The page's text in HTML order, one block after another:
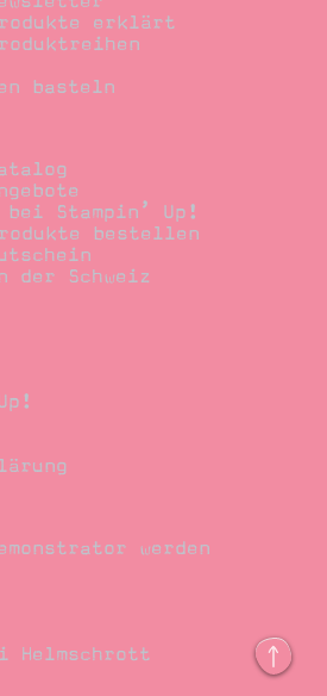
erklärt
basteln
Stampin’ Up!
bestellen
der Schweiz
werden
Helmschrott